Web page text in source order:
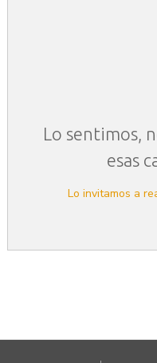
Lo sentimos,
esas
Lo invitamos a